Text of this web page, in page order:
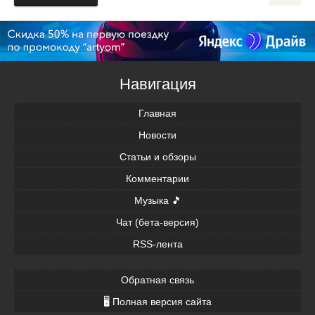
Навигация
Главная
Новости
Статьи и обзоры
Комментарии
Музыка 🎵
Чат (бета-версия)
RSS-лента
Обратная связь
🖥 Полная версия сайта